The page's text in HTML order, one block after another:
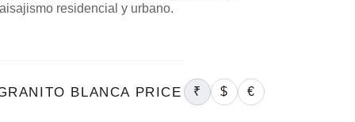
residencial y urbano.
BLANCA PRICE ₹ $ €